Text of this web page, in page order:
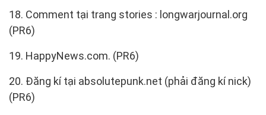
18. Comment tại trang stories : longwarjournal.org
(PR6)
19. HappyNews.com. (PR6)
20. Đăng kí tại absolutepunk.net (phải đăng kí nick)
(PR6)